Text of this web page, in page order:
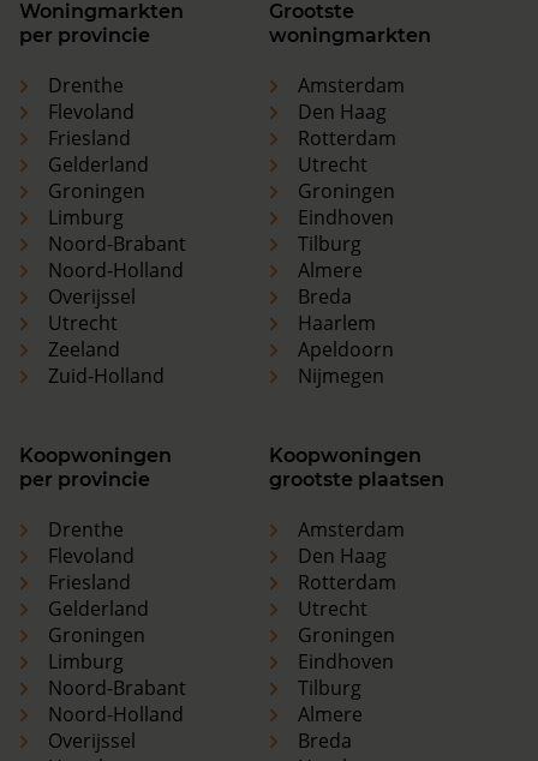
Woningmarkten
per provincie
Drenthe
Flevoland
Friesland
Gelderland
Groningen
Limburg
Noord-Brabant
Noord-Holland
Overijssel
Utrecht
Zeeland
Zuid-Holland
Grootste
woningmarkten
Amsterdam
Den Haag
Rotterdam
Utrecht
Groningen
Eindhoven
Tilburg
Almere
Breda
Haarlem
Apeldoorn
Nijmegen
Koopwoningen
per provincie
Drenthe
Flevoland
Friesland
Gelderland
Groningen
Limburg
Noord-Brabant
Noord-Holland
Overijssel
Koopwoningen
grootste plaatsen
Amsterdam
Den Haag
Rotterdam
Utrecht
Groningen
Eindhoven
Tilburg
Almere
Breda